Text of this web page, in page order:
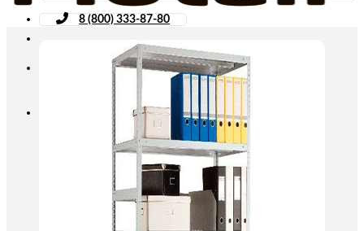
8 (800) 333-87-80